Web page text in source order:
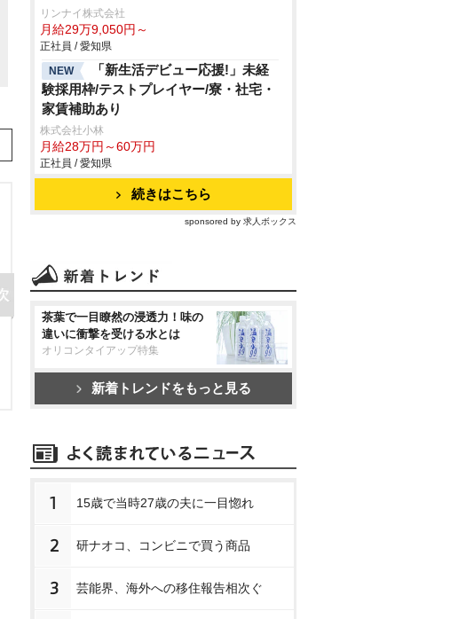
リンナイ株式会社
月給29万9,050円～
正社員 / 愛知県
NEW
「新生活デビュー応援!」未経
験採用枠/テストプレイヤー/寮・社宅・
家賃補助あり
株式会社小林
月給28万円～60万円
正社員 / 愛知県
続きはこちら
sponsored by 求人ボックス
茶葉で一目瞭然の浸透力！味の
違いに衝撃を受ける水とは
オリコンタイアップ特集
新着トレンドをもっと見る
1 15歳で当時27歳の夫に一目惚れ
2 研ナオコ、コンビニで買う商品
3 芸能界、海外への移住報告相次ぐ